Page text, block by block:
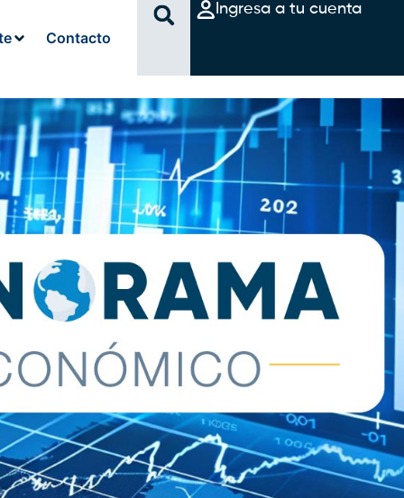
Contacto
Ingresa a tu cuenta